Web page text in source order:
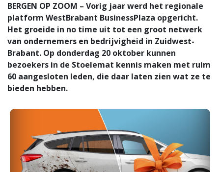
BERGEN OP ZOOM – Vorig jaar werd het regionale
platform WestBrabant BusinessPlaza opgericht.
Het groeide in no time uit tot een groot netwerk
van ondernemers en bedrijvigheid in Zuidwest-
Brabant. Op donderdag 20 oktober kunnen
bezoekers in de Stoelemat kennis maken met ruim
60 aangesloten leden, die daar laten zien wat ze te
bieden hebben.